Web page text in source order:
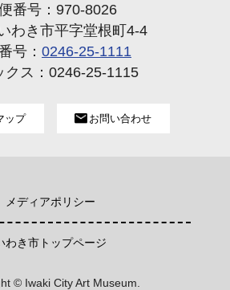
番号：970-8026
わき市平字堂根町4-4
号： 0246-25-1111
クス：0246-25-1115
ップ お問い合わせ
メディアポリシー
わき市トップページ
© Iwaki City Art Museum.